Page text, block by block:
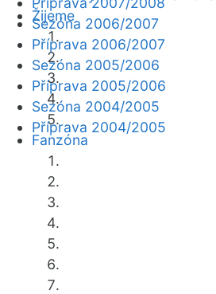
Žijeme
Fanzóna
Sezóna 2006/2007
Příprava 2006/2007
Sezóna 2005/2006
Příprava 2005/2006
Sezóna 2004/2005
Příprava 2004/2005